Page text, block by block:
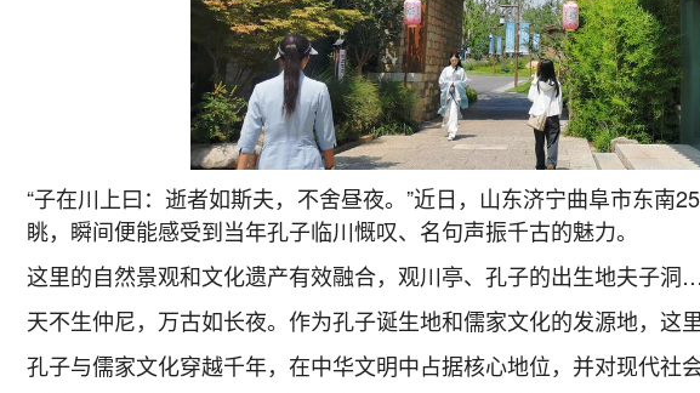
“子在川上曰：逝者如斯夫，不舍昼夜。”近日，山东济宁曲阜市东南
眺，瞬间便能感受到当年孔子临川慨叹、名句声振千古的魅力。
这里的自然景观和文化遗产有效融合，观川亭、孔子的出生地夫子
天不生仲尼，万古如长夜。作为孔子诞生地和儒家文化的发源地，这
孔子与儒家文化穿越千年，在中华文明中占据核心地位，并对现代社